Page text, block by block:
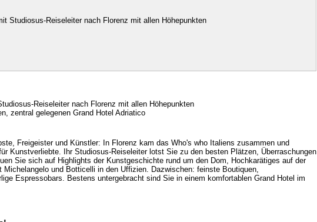
Studiosus-Reiseleiter nach Florenz mit allen Höhepunkten
Reiseleiter nach Florenz mit allen Höhepunkten
zentral gelegenen Grand Hotel Adriatico
Freigeister und Künstler: In Florenz kam das Who's who Italiens zusammen und
Kunstverliebte. Ihr Studiosus-Reiseleiter lotst Sie zu den besten Plätzen, Überraschungen
Sie sich auf Highlights der Kunstgeschichte rund um den Dom, Hochkarätiges auf der
Michelangelo und Botticelli in den Uffizien. Dazwischen: feinste Boutiquen,
Espressobars. Bestens untergebracht sind Sie in einem komfortablen Grand Hotel im